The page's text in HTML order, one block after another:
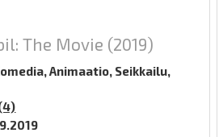
The Movie (2019)
Animaatio, Seikkailu,